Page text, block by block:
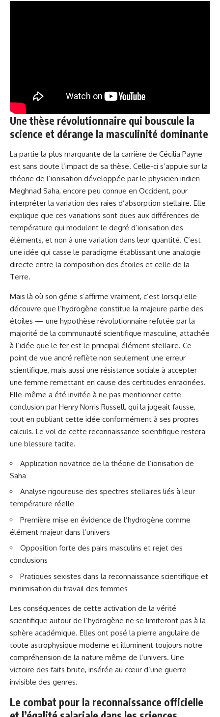
Une thèse révolutionnaire qui bouscule la
science et dérange la masculinité dominante
La partie la plus marquante de la carrière de Cécilia Payne
est sans doute l’impact de sa thèse. Celle-ci s’appuie sur la
théorie de l’ionisation développée par le physicien indien
Meghnad Saha, encore peu connue en Occident, pour
interpréter la variation des raies d’absorption stellaire. Elle
explique que ces variations sont dues aux différences de
température qui modulent le degré d’ionisation des
éléments, et non à une variation dans leur quantité. C’est
une idée qui casse le paradigme établissant une analogie
directe entre la composition des étoiles et celle de la
Terre.
Mais là où son génie s’affirme vraiment, c’est lorsqu’elle
découvre que l’hydrogène constitue la majeure partie des
étoiles — une hypothèse révolutionnaire refutée par la
majorité de la communauté scientifique masculine, attachée
à l’idée que le fer est le principal élément stellaire. Ce
point de vue ancré reflète non seulement une erreur
scientifique, mais aussi une résistance sociale à accepter
une femme remettant en cause des certitudes enracinées.
Elle-même a été invitée à ne pas mentionner cette
conclusion par Henry Norris Russell, qui la jugeait fausse,
tout en publiant cette idée conformément à ses propres
calculs. Le vol de cette reconnaissance scientifique restera
une blessure tacite.
Application novatrice de la théorie de l’ionisation de
Saha
Analyse rigoureuse des spectres stellaires liés à leur
température réelle
Première mise en évidence de l’hydrogène comme
élément majeur dans l’univers
Opposition forte des pairs masculins et rejet des
conclusions
Pratiques sexistes dans la reconnaissance scientifique et
minimisation du travail des femmes
Les conséquences de cette activation de la vérité
scientifique autour de l’hydrogène ne se limiteront pas à la
sphère académique. Elles ont posé la pierre angulaire de
toute astrophysique moderne et illuminent toujours notre
compréhension de la nature même de l’univers. Une
victoire des faits brute, insérée au cœur d’une guerre
invisible des genres.
Le combat pour la reconnaissance officielle